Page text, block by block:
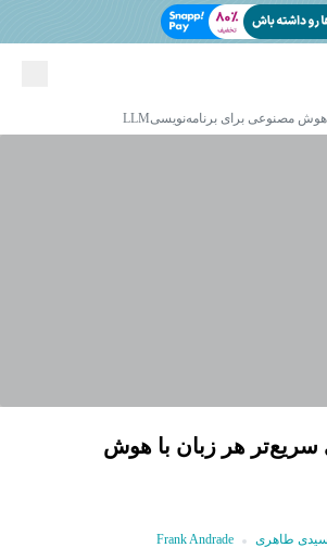
هوش مصنوعی برای برنامه‌نویسیLLM
سریع‌تر هر زبان با هوش
طاهری Frank Andrade